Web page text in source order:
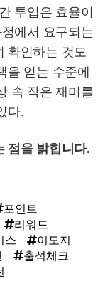
투입은 효율이
에서 요구되는
확인하는 것도
을 얻는 수준에
속 작은 재미를
다.
점을 밝힙니다.
포인트
리워드
스
이모지
출석체크